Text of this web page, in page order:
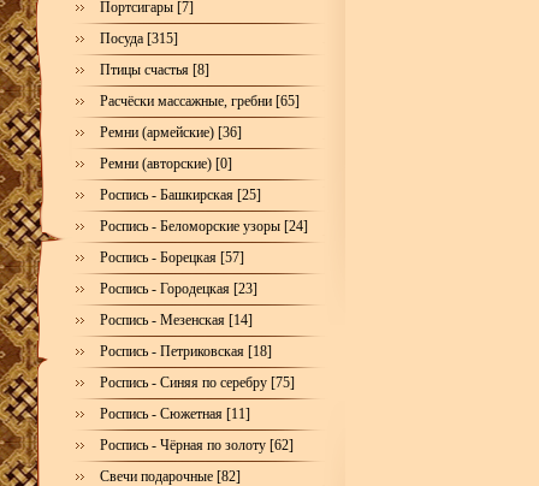
Портсигары [7]
Посуда [315]
Птицы счастья [8]
Расчёски массажные, гребни [65]
Ремни (армейские) [36]
Ремни (авторские) [0]
Роспись - Башкирская [25]
Роспись - Беломорские узоры [24]
Роспись - Борецкая [57]
Роспись - Городецкая [23]
Роспись - Мезенская [14]
Роспись - Петриковская [18]
Роспись - Синяя по серебру [75]
Роспись - Сюжетная [11]
Роспись - Чёрная по золоту [62]
Свечи подарочные [82]